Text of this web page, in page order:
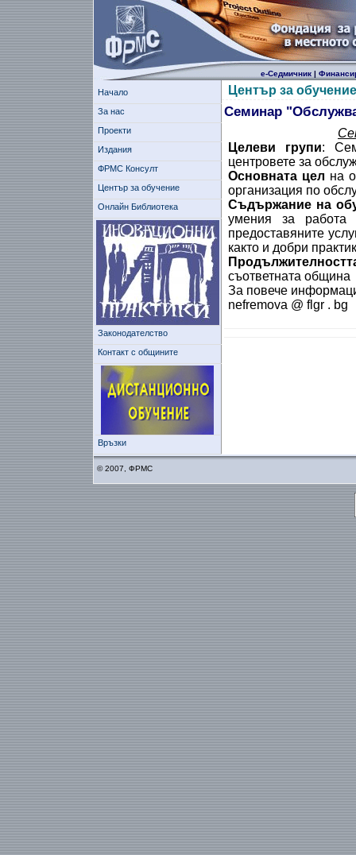
е-Седмичник|
Начало
За нас
Проекти
Издания
ФРМС Консулт
Център за обучение
Онлайн Библиотека
Законодателство
Контакт с общините
Връзки
Център за обучение
Семинар
Целеви групи:
центровете за
Основната цел на
организация по
Съдържание на
умения за работа
предоставяните
както и добри
съответната община
За повече
nefremova @ flgr . bg
© 2007, ФРМС